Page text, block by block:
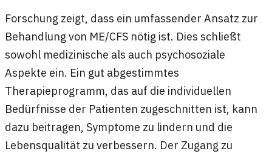
Forschung zeigt, dass ein umfassender Ansatz zur
Behandlung von ME/CFS nötig ist. Dies schließt
sowohl medizinische als auch psychosoziale
Aspekte ein. Ein gut abgestimmtes
Therapieprogramm, das auf die individuellen
Bedürfnisse der Patienten zugeschnitten ist, kann
dazu beitragen, Symptome zu lindern und die
Lebensqualität zu verbessern. Der Zugang zu